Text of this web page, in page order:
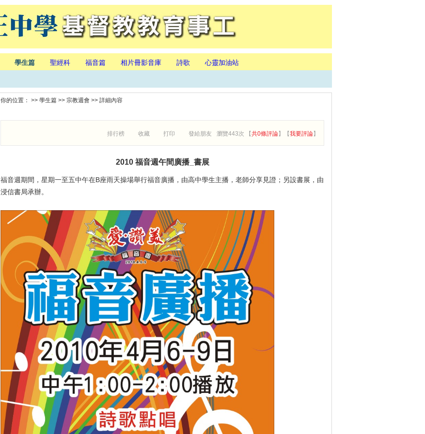
學生篇 聖經科 福音篇 相片冊影音庫 詩歌 心靈加油站
你的位置： >> 學生篇 >> 宗教週會 >> 詳細內容
排行榜 收藏 打印 發給朋友 瀏覽443次 【共0條評論】【我要評論】
2010 福音週午間廣播_書展
福音週期間，星期一至五中午在B座雨天操場舉行福音廣播，由高中學生主播，老師分享見證；另設書展，由
浸信書局承辦。